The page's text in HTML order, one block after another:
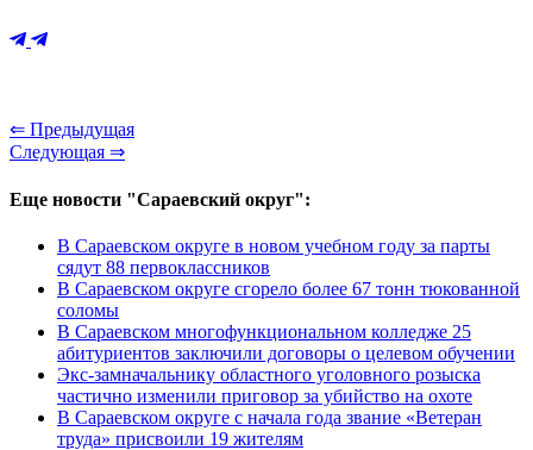
⇐ Предыдущая
Следующая ⇒
Еще новости "Сараевский округ":
В Сараевском округе в новом учебном году за парты
сядут 88 первоклассников
В Сараевском округе сгорело более 67 тонн тюкованной
соломы
В Сараевском многофункциональном колледже 25
абитуриентов заключили договоры о целевом обучении
Экс-замначальнику областного уголовного розыска
частично изменили приговор за убийство на охоте
В Сараевском округе с начала года звание «Ветеран
труда» присвоили 19 жителям